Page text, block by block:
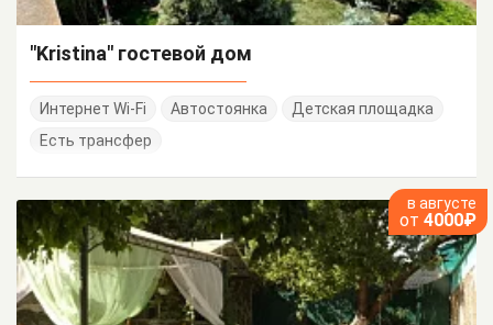
"Kristina" гостевой дом
Интернет Wi-Fi Автостоянка
Детская площадка
Есть трансфер
в августе
от 4000₽